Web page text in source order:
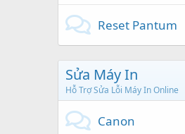
Reset Pantum
Sửa Máy In
Hỗ Trợ Sửa Lỗi Máy In Online
Canon